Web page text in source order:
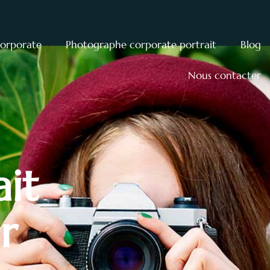
Photographe corporate portrait Blog
Nous contacter